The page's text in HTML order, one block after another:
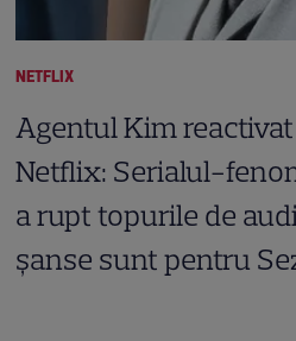
NETFLIX
Agentul Kim
Netflix: Serialul-
a rupt topurile de
șanse sunt pentru